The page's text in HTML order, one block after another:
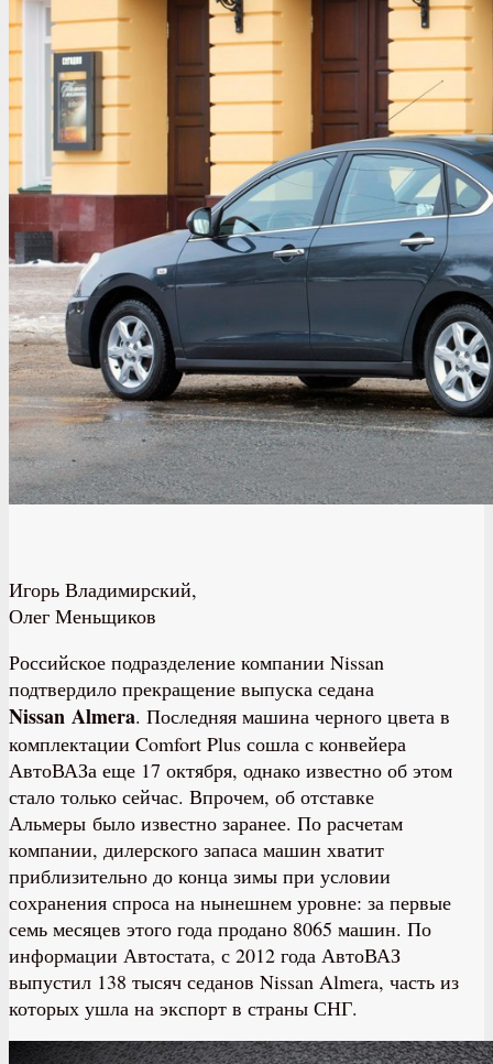
Игорь Владимирский,
Олег Меньщиков
Российское подразделение компании Nissan
подтвердило прекращение выпуска седана
Nissan Almera. Последняя машина черного цвета в
комплектации Comfort Plus сошла с конвейера
АвтоВАЗа еще 17 октября, однако известно об этом
стало только сейчас. Впрочем, об отставке
Альмеры было известно заранее. По расчетам
компании, дилерского запаса машин хватит
приблизительно до конца зимы при условии
сохранения спроса на нынешнем уровне: за первые
семь месяцев этого года продано 8065 машин. По
информации Автостата, с 2012 года АвтоВАЗ
выпустил 138 тысяч седанов Nissan Almera, часть из
которых ушла на экспорт в страны СНГ.